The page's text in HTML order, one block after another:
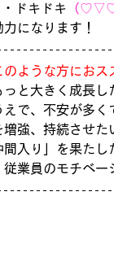
・ドキドキ （♡▽♡
になります！
ような方におス
と大きく成長し
えで、不安が多
強、持続させた
入り」を果たし
業員のモチベー